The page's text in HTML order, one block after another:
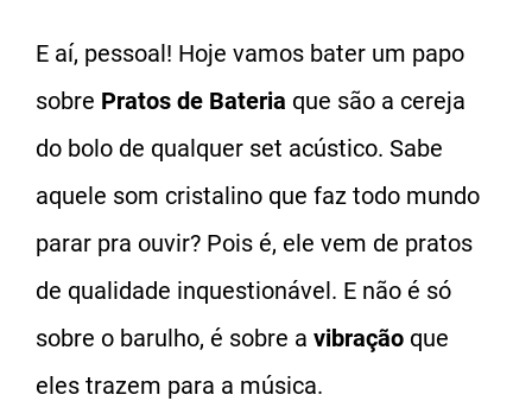
E aí, pessoal! Hoje vamos bater um papo
sobre Pratos de Bateria que são a cereja
do bolo de qualquer set acústico. Sabe
aquele som cristalino que faz todo mundo
parar pra ouvir? Pois é, ele vem de pratos
de qualidade inquestionável. E não é só
sobre o barulho, é sobre a vibração que
eles trazem para a música.